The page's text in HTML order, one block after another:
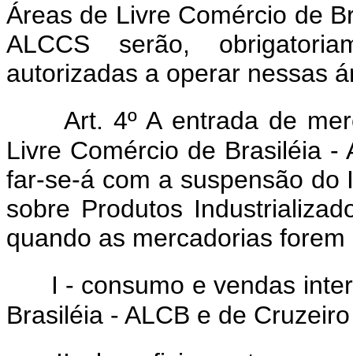
Áreas de Livre Comércio de
ALCCS serão,
autorizadas a operar nessas
Art. 4º A entrada de
Livre Comércio de Brasiléia -
far-se-á com a suspensão do
sobre Produtos
quando as mercadorias
I - consumo e vendas
Brasiléia - ALCB e de